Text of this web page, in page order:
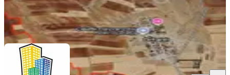
SALİM GROUP EMLAK OFİSİSalim ŞENKAYA
Ara